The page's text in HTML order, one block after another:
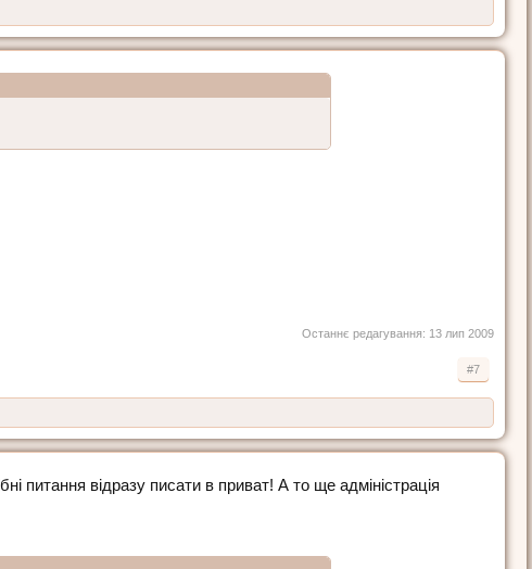
Останнє редагування: 13 лип 2009
#7
питання відразу писати в приват! А то ще адміністрація